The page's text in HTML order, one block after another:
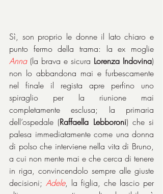
Sì, son proprio le donne il lato chiaro e
Anna (la brava e sicura Lorenza Indovina)
non lo abbandona mai e furbescamente
nel finale il regista apre perfino uno
spiraglio per la riunione mai
completamente esclusa; la primaria
dell’ospedale (Raffaella Lebboroni) che si
palesa immediatamente come una donna
di polso che interviene nella vita di Bruno,
a cui non mente mai e che cerca di tenere
in riga, convincendolo sempre alle giuste
decisioni; Adele, la figlia, che lascio per